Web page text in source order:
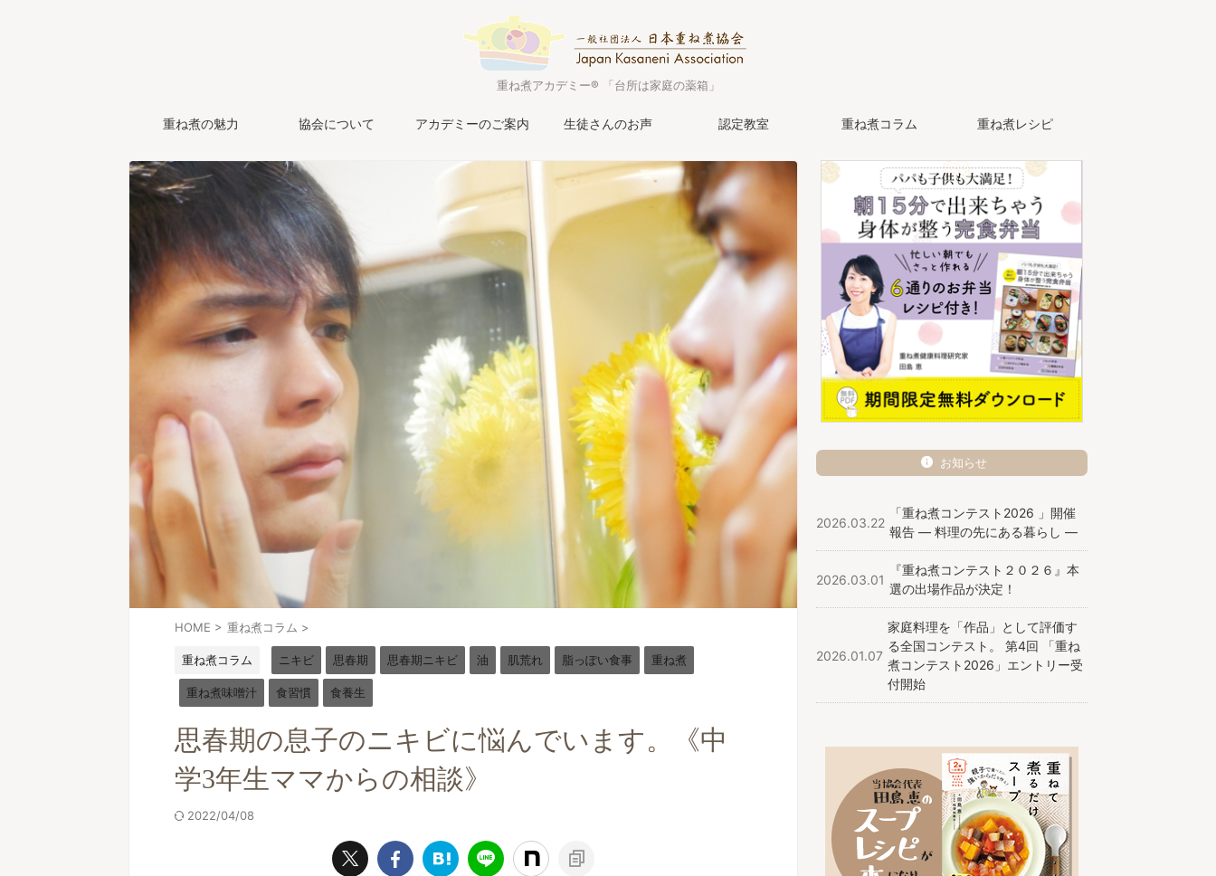
重ね煮アカデミー® 「台所は家庭の薬箱」
重ね煮の魅力 協会について アカデミーのご案内 生徒さんのお声 認定教室 重ね煮コラム 重ね煮レシピ
HOME > 重ね煮コラム >
重ね煮コラム ニキビ 思春期 思春期ニキビ 油 肌荒れ 脂っぽい食事 重ね煮
重ね煮味噌汁 食習慣 食養生
思春期の息子のニキビに悩んでいます。《中
学3年生ママからの相談》
2022/04/08
お知らせ
2026.03.22
「重ね煮コンテスト2026 」開催
報告 ― 料理の先にある暮らし ―
2026.03.01
『重ね煮コンテスト２０２６』本
選の出場作品が決定！
2026.01.07
家庭料理を「作品」として評価す
る全国コンテスト。 第4回 「重ね
煮コンテスト2026」エントリー受
付開始